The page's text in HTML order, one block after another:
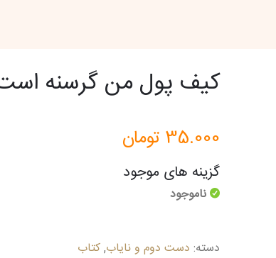
کیف پول من گرسنه
35.000 تومان
گزینه های موجود
ناموجود
دسته: دست دوم و نایاب,کتاب